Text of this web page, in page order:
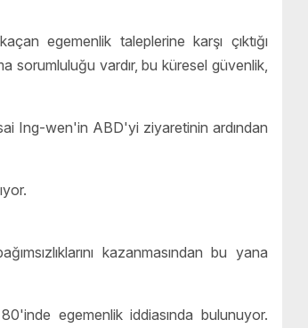
egemenlik taleplerine karşı çıktığı
sorumluluğu vardır, bu küresel güvenlik,
Ing-wen'in ABD'yi ziyaretinin ardından
kazanmasından bu yana
egemenlik iddiasında bulunuyor.